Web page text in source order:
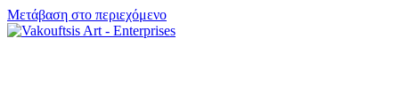
Μετάβαση στο περιεχόμενο